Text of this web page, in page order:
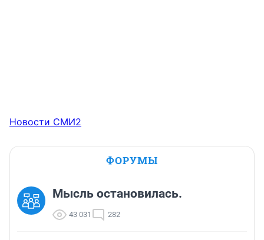
Новости СМИ2
ФОРУМЫ
Мысль остановилась.
43 031 282